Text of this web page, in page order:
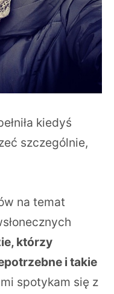
kiedyś
szczególnie,
na temat
którzy
i takie
spotykam się z